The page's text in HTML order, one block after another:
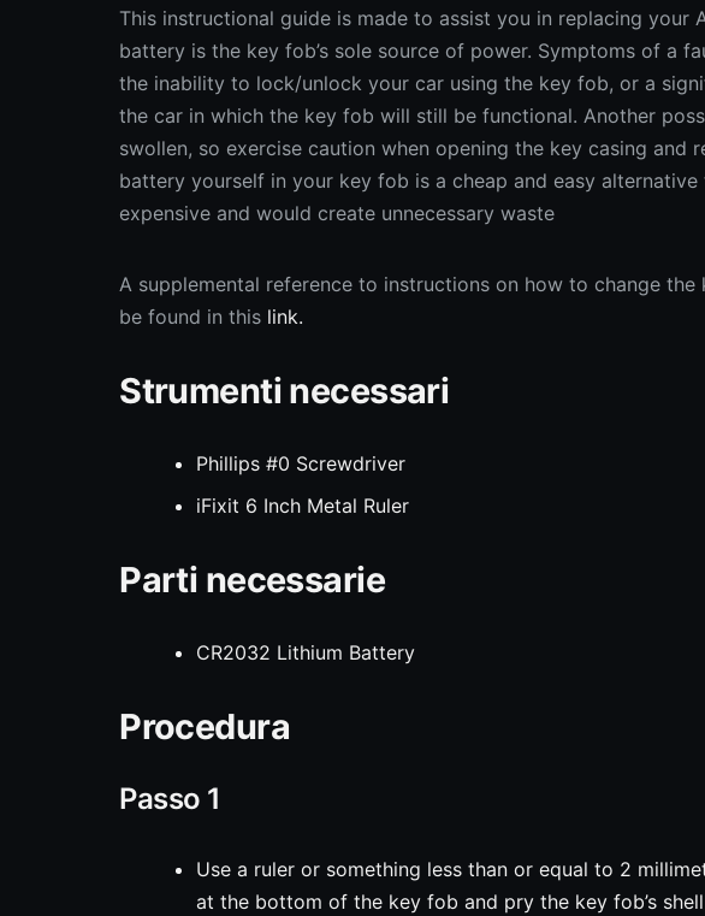
This instructional guide is made to assist you in replacing your
battery is the key fob’s sole source of power. Symptoms of a
the inability to lock/unlock your car using the key fob, or a
the car in which the key fob will still be functional. Another
swollen, so exercise caution when opening the key casing and
battery yourself in your key fob is a cheap and easy
expensive and would create unnecessary waste
A supplemental reference to instructions on how to change
be found in this link.
Strumenti necessari
Phillips #0 Screwdriver
iFixit 6 Inch Metal Ruler
Parti necessarie
CR2032 Lithium Battery
Procedura
Passo 1
Use a ruler or something less than or equal to 2
at the bottom of the key fob and pry the key fob’s